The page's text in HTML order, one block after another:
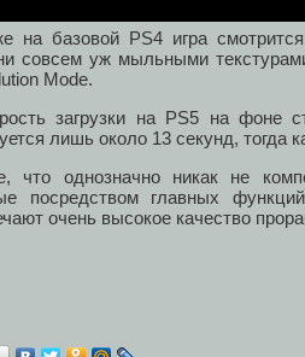
на базовой PS4 игра
совсем уж мыльными
Mode.
загрузки на PS5 на фоне
лишь около 13 секунд,
что однозначно никак не
посредством главных
очень высокое качество